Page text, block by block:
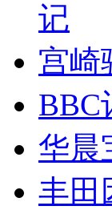
记
宫
BBC
华晨
丰田